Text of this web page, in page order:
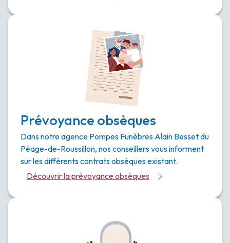
Prévoyance obsèques
Dans notre agence Pompes Funèbres Alain Besset du
Péage-de-Roussillon, nos conseillers vous informent
sur les différents contrats obsèques existant.
Découvrir la prévoyance obsèques